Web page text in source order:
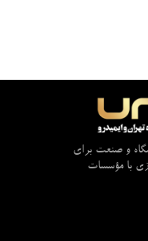
و صنعت برای
با مؤسسات